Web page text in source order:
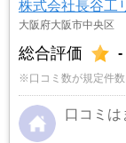
株式会社長谷工
大阪府大阪市中央区
総合評価 -
※口コミ数が規定件数
口コミは